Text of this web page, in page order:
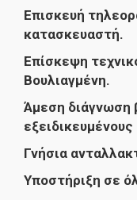
Επισκευή
κατασκευαστή.
Επίσκεψη
Βουλιαγμένη.
Άμεση διάγνωση
Γνήσια
Υποστήριξη σε